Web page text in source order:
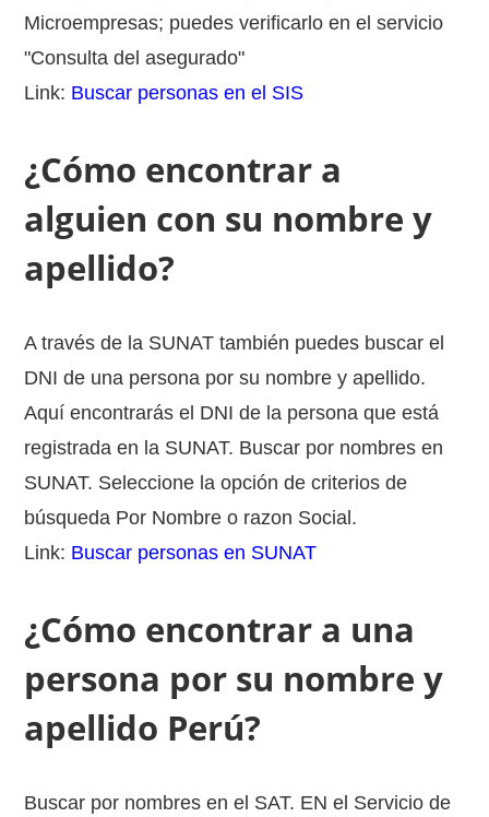
Microempresas; puedes verificarlo en el servicio
"Consulta del asegurado"
Link: Buscar personas en el SIS
¿Cómo encontrar a
alguien con su nombre y
apellido?
A través de la SUNAT también puedes buscar el
DNI de una persona por su nombre y apellido.
Aquí encontrarás el DNI de la persona que está
registrada en la SUNAT. Buscar por nombres en
SUNAT. Seleccione la opción de criterios de
búsqueda Por Nombre o razon Social.
Link: Buscar personas en SUNAT
¿Cómo encontrar a una
persona por su nombre y
apellido Perú?
Buscar por nombres en el SAT. EN el Servicio de